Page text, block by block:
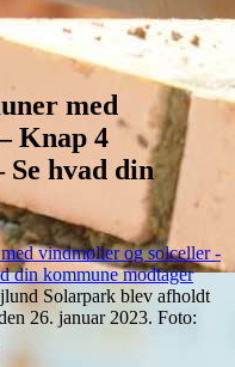
med
Knap 4
hvad din
vindmøller og solceller -
din kommune modtager
Solarpark blev afholdt
26. januar 2023. Foto: